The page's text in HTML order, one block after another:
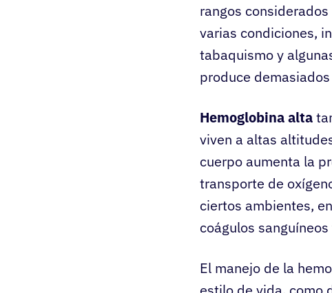
rangos
varias condiciones,
tabaquismo y
produce
Hemoglobina alta
viven a altas
cuerpo aumenta la
transporte de
ciertos ambientes,
coágulos
El manejo de la